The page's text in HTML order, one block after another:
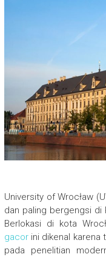
University of Wrocław
dan paling bergengsi di
Berlokasi di kota
gacorini dikenal karena
pada penelitian